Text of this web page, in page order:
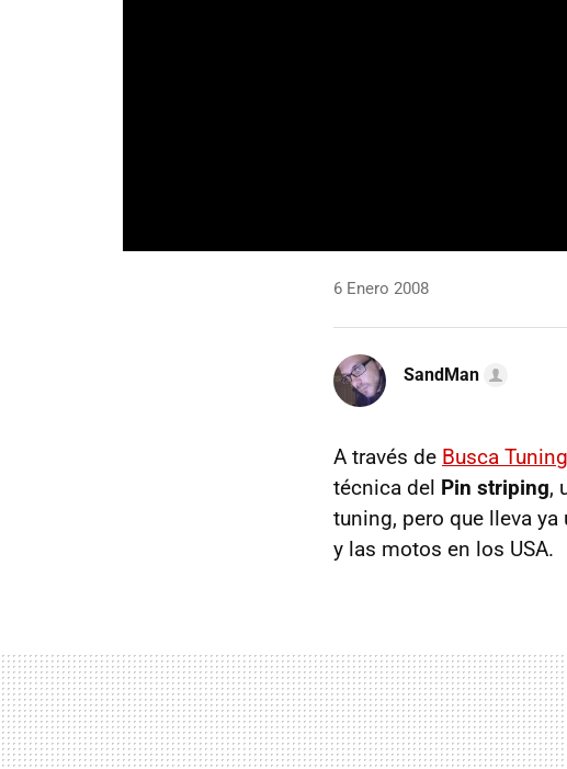
6 Enero 2008
SandMan
A través de Busca Tuning
técnica del Pin striping,
tuning, pero que lleva
y las motos en los USA.